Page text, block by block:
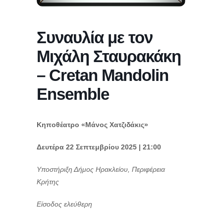
Συναυλία με τον
Μιχάλη Σταυρακάκη
– Cretan Mandolin
Ensemble
Κηποθέατρο «Μάνος Χατζιδάκις»
Δευτέρα 22 Σεπτεμβρίου 2025 | 21:00
Υποστήριξη Δήμος Ηρακλείου, Περιφέρεια
Κρήτης
Είσοδος ελεύθερη